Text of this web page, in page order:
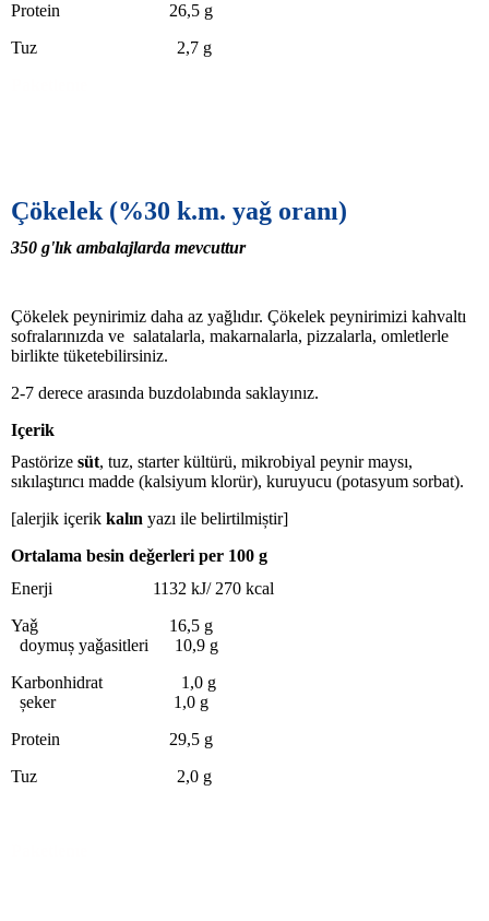
Protein 26,5 g
Tuz 2,7 g
Çökelek (%30 k.m. yaǧ oranı)
350 g'lık ambalajlarda mevcuttur
Çökelek peynirimiz daha az yağlıdır. Çökelek peynirimizi kahvaltı
sofralarınızda ve salatalarla, makarnalarla, pizzalarla, omletlerle
birlikte tüketebilirsiniz.
2-7 derece arasında buzdolabında saklayınız.
Içerik
Pastörize süt, tuz, starter kültürü, mikrobiyal peynir maysı,
sıkılaştırıcı madde (kalsiyum klorür), kuruyucu (potasyum sorbat).
[alerjik içerik kalın yazı ile belirtilmiștir]
Ortalama besin deǧerleri per 100 g
Enerji 1132 kJ/ 270 kcal
Yaǧ 16,5 g
doymuș yaǧasitleri 10,9 g
Karbonhidrat 1,0 g
șeker 1,0 g
Protein 29,5 g
Tuz 2,0 g